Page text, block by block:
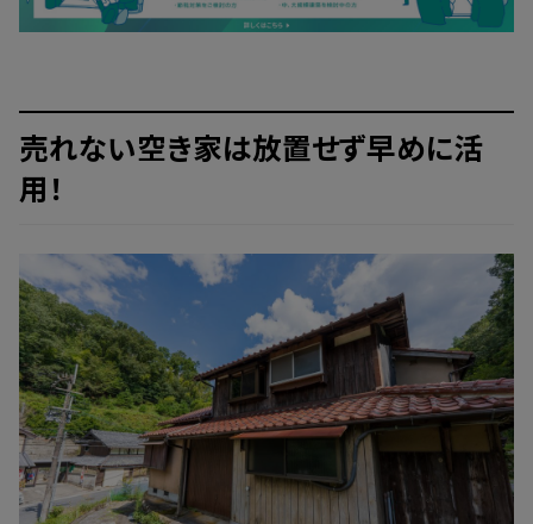
売れない空き家は放置せず早めに活
用！